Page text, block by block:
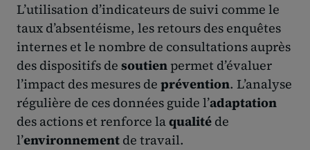
L’utilisation d’indicateurs de suivi comme le
taux d’absentéisme, les retours des enquêtes
internes et le nombre de consultations auprès
des dispositifs de soutien permet d’évaluer
l’impact des mesures de prévention. L’analyse
régulière de ces données guide l’adaptation
des actions et renforce laqualité de
l’environnement de travail.